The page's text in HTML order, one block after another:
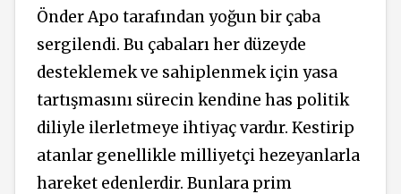
Önder Apo tarafından yoğun bir çaba
sergilendi. Bu çabaları her düzeyde
desteklemek ve sahiplenmek için yasa
tartışmasını sürecin kendine has politik
diliyle ilerletmeye ihtiyaç vardır. Kestirip
atanlar genellikle milliyetçi hezeyanlarla
hareket edenlerdir. Bunlara prim